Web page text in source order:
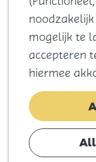
mogelijk te
accepteren
hiermee